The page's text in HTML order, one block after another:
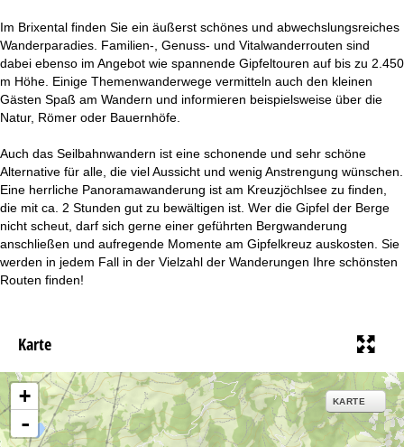
Im Brixental finden Sie ein äußerst schönes und abwechslungsreiches
Wanderparadies. Familien-, Genuss- und Vitalwanderrouten sind
dabei ebenso im Angebot wie spannende Gipfeltouren auf bis zu 2.450
m Höhe. Einige Themenwanderwege vermitteln auch den kleinen
Gästen Spaß am Wandern und informieren beispielsweise über die
Natur, Römer oder Bauernhöfe.
Auch das Seilbahnwandern ist eine schonende und sehr schöne
Alternative für alle, die viel Aussicht und wenig Anstrengung wünschen.
Eine herrliche Panoramawanderung ist am Kreuzjöchlsee zu finden,
die mit ca. 2 Stunden gut zu bewältigen ist. Wer die Gipfel der Berge
nicht scheut, darf sich gerne einer geführten Bergwanderung
anschließen und aufregende Momente am Gipfelkreuz auskosten. Sie
werden in jedem Fall in der Vielzahl der Wanderungen Ihre schönsten
Routen finden!
Karte
+
-
KARTE